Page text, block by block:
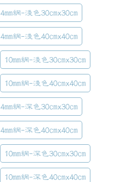
4mm網-淺色30cmx30cm
4mm網-淺色40cmx40cm
10mm網-淺色30cmx30cm
10mm網-淺色40cmx40cm
4mm網-深色30cmx30cm
4mm網-深色40cmx40cm
10mm網-深色30cmx30cm
10mm網-深色40cmx40cm